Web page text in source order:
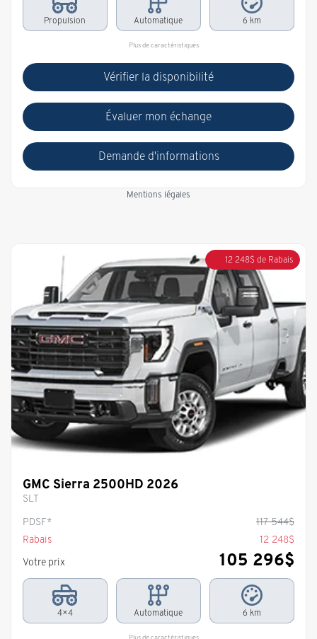
Propulsion Automatique 6 km
Plus de caractéristiques
Vérifier la disponibilité
Évaluer mon échange
Demande d'informations
Mentions légales
12 248$ de Rabais
GMC Sierra 2500HD 2026
SLT
PDSF*
117 544$
Rabais
12 248$
Votre prix
105 296$
4×4 Automatique 6 km